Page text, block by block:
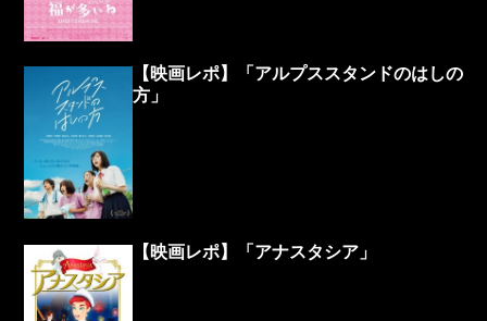
【映画レポ】「アルプススタンドのはしの
方」
【映画レポ】「アナスタシア」